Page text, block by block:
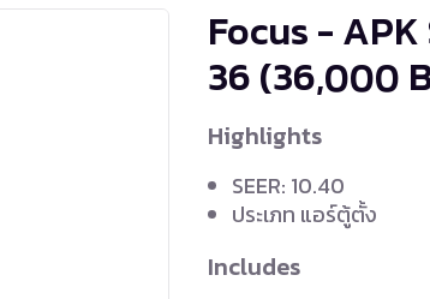
Focus -
36(36,000
Highlights
SEER: 10.40
ประเภท แอร์ตู้ตั้ง
Includes